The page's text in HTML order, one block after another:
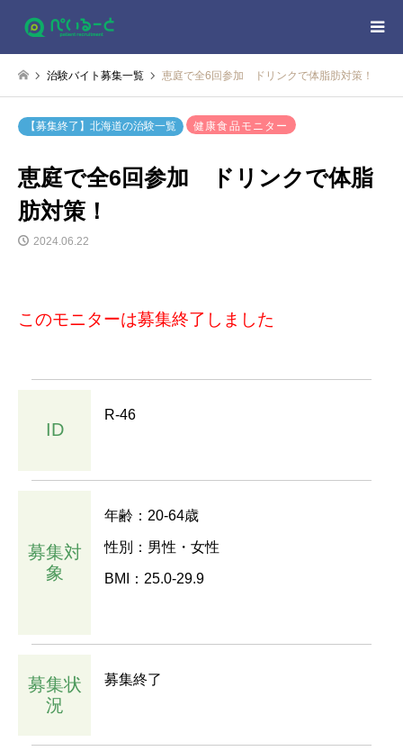
治験バイト募集一覧 恵庭で全6回参加 ドリンクで体脂肪対策！
【募集終了】北海道の治験一覧 健康食品モニター
恵庭で全6回参加 ドリンクで体脂
肪対策！
2024.06.22
このモニターは募集終了しました
ID
R-46
募集対
象
年齢：20-64歳
性別：男性・女性
BMI：25.0-29.9
募集状
況
募集終了